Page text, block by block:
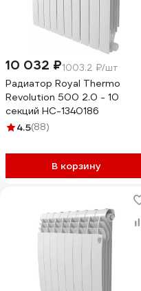
10 032 ₽1003.2 ₽/шт
Радиатор Royal Thermo
Revolution 500 2.0 - 10
секций НС-1340186
4.5(88)
В корзину